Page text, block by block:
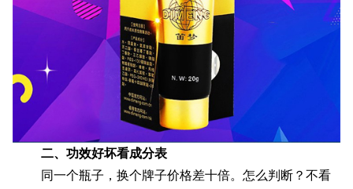
二、功效好坏看成分表
同一个瓶子，换个牌子价格差十倍。怎么判断？不看